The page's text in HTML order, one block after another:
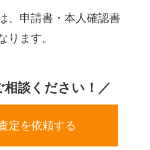
、申請書・本人確認書
ります。
相談ください！／
定を依頼する